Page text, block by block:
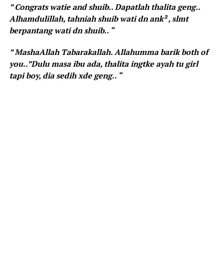
” Congrats watie and shuib.. Dapatlah thalita geng..
Alhamdulillah, tahniah shuib wati dn ank² , slmt
berpantang wati dn shuib.. “
” MashaAllah Tabarakallah. Allahumma barik both of
you..”Dulu masa ibu ada, thalita ingtke ayah tu girl
tapi boy, dia sedih xde geng.. “